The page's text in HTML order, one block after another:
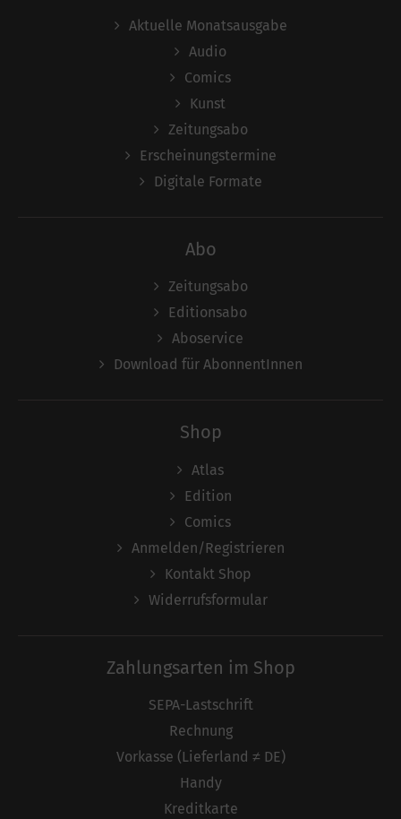
Aktuelle Monatsausgabe
Audio
Comics
Kunst
Zeitungsabo
Erscheinungstermine
Digitale Formate
Abo
Zeitungsabo
Editionsabo
Aboservice
Download für AbonnentInnen
Shop
Atlas
Edition
Comics
Anmelden/Registrieren
Kontakt Shop
Widerrufsformular
Zahlungsarten im Shop
SEPA-Lastschrift
Rechnung
Vorkasse (Lieferland ≠ DE)
Handy
Kreditkarte